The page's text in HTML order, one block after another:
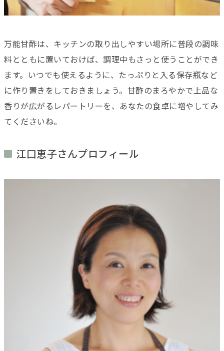
万能甘酢は、キッチンの取り出しやすい場所に普段の調味
料とともに置いておけば、調理中もさっと使うことができ
ます。いつでも使えるように、たっぷりと入る保存瓶など
に作り置きをしておきましょう。甘酢のまろやかで上品な
香りが広がるレパートリーを、あなたの食卓に増やしてみ
てくださいね。
江口恵子さんプロフィール